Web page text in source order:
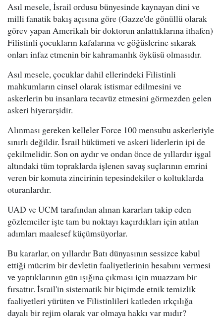
Asıl mesele, İsrail ordusu bünyesinde kaynayan dini ve
milli fanatik bakış açısına göre (Gazze'de gönüllü olarak
görev yapan Amerikalı bir doktorun anlattıklarına ithafen)
Filistinli çocukların kafalarına ve göğüslerine sıkarak
onları infaz etmenin bir kahramanlık öyküsü olmasıdır.
Asıl mesele, çocuklar dahil ellerindeki Filistinli
mahkumların cinsel olarak istismar edilmesini ve
askerlerin bu insanlara tecavüz etmesini görmezden gelen
askeri hiyerarşidir.
Alınması gereken kelleler Force 100 mensubu askerleriyle
sınırlı değildir. İsrail hükümeti ve askeri liderlerin ipi de
çekilmelidir. Son on aydır ve ondan önce de yıllardır işgal
altındaki tüm topraklarda işlenen savaş suçlarının emrini
veren bir komuta zincirinin tepesindekiler o koltuklarda
oturanlardır.
UAD ve UCM tarafından alınan kararları takip eden
gözlemciler işte tam bu noktayı kaçırdıkları için atılan
adımları maalesef küçümsüyorlar.
Bu kararlar, on yıllardır Batı dünyasının sessizce kabul
ettiği mücrim bir devletin faaliyetlerinin hesabını vermesi
ve yaptıklarının gün ışığına çıkması için muazzam bir
fırsattır. İsrail'in sistematik bir biçimde etnik temizlik
faaliyetleri yürüten ve Filistinlileri katleden ırkçılığa
dayalı bir rejim olarak var olmaya hakkı var mıdır?